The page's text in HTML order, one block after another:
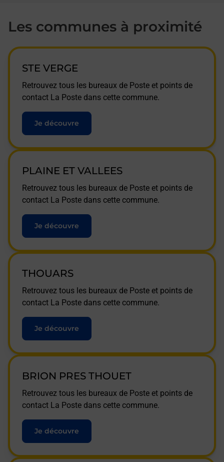
Les communes à proximité
STE VERGE
Retrouvez tous les bureaux de Poste et points de
contact La Poste dans cette commune.
Je découvre
PLAINE ET VALLEES
Retrouvez tous les bureaux de Poste et points de
contact La Poste dans cette commune.
Je découvre
THOUARS
Retrouvez tous les bureaux de Poste et points de
contact La Poste dans cette commune.
Je découvre
BRION PRES THOUET
Retrouvez tous les bureaux de Poste et points de
contact La Poste dans cette commune.
Je découvre